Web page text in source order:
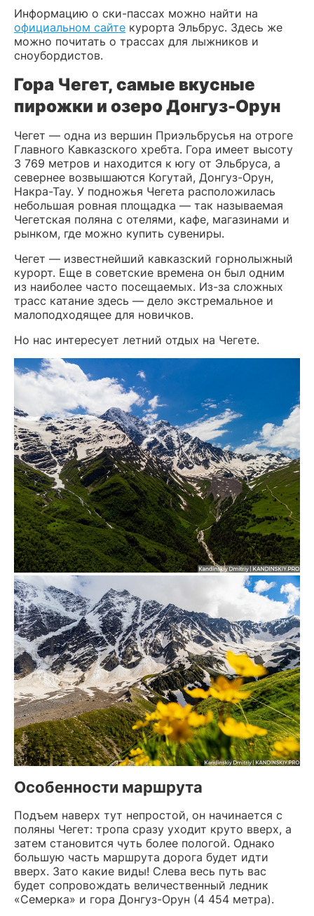
Информацию о ски-пассах можно найти на
официальном сайте курорта Эльбрус. Здесь же
можно почитать о трассах для лыжников и
сноубордистов.
Гора Чегет, самые вкусные
пирожки и озеро Донгуз-Орун
Чегет — одна из вершин Приэльбрусья на отроге
Главного Кавказского хребта. Гора имеет высоту
3 769 метров и находится к югу от Эльбруса, а
севернее возвышаются Когутай, Донгуз-Орун,
Накра-Тау. У подножья Чегета расположилась
небольшая ровная площадка — так называемая
Чегетская поляна с отелями, кафе, магазинами и
рынком, где можно купить сувениры.
Чегет — известнейший кавказский горнолыжный
курорт. Еще в советские времена он был одним
из наиболее часто посещаемых. Из-за сложных
трасс катание здесь — дело экстремальное и
малоподходящее для новичков.
Но нас интересует летний отдых на Чегете.
Особенности маршрута
Подъем наверх тут непростой, он начинается с
поляны Чегет: тропа сразу уходит круто вверх, а
затем становится чуть более пологой. Однако
большую часть маршрута дорога будет идти
вверх. Зато какие виды! Слева весь путь вас
будет сопровождать величественный ледник
«Семерка» и гора Донгуз-Орун (4 454 метра).